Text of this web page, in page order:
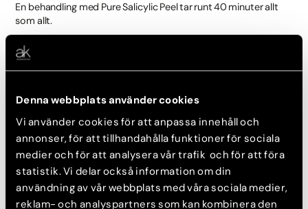
Denna webbplats använder cookies
Vi använder cookies för att anpassa innehåll och
annonser, för att tillhandahålla funktioner för sociala
medier och för att analysera vår trafik och för att föra
statistik. Vi delar också information om din
användning av vår webbplats med våra sociala medier,
reklam- och analyspartners som kan kombinera den
En behandling med Pure Salicylic Peel tar runt 40 minuter allt
som allt.
Hudterapeuten tipsar
du gör behandlingen i en kur på tre till sex behandlingar med 2-
kurbehandling kan du göra uppföljande behandlingar varannan
till var tredje månad för att underhålla resultatet.
Vad kostar det?